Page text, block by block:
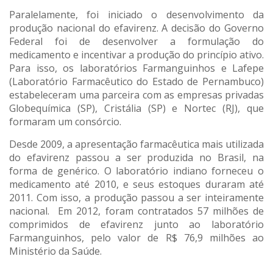
Paralelamente, foi iniciado o desenvolvimento da
produção nacional do efavirenz. A decisão do Governo
Federal foi de desenvolver a formulação do
medicamento e incentivar a produção do princípio ativo.
Para isso, os laboratórios Farmanguinhos e Lafepe
(Laboratório Farmacêutico do Estado de Pernambuco)
estabeleceram uma parceira com as empresas privadas
Globequímica (SP), Cristália (SP) e Nortec (RJ), que
formaram um consórcio.
Desde 2009, a apresentação farmacêutica mais utilizada
do efavirenz passou a ser produzida no Brasil, na
forma de genérico. O laboratório indiano forneceu o
medicamento até 2010, e seus estoques duraram até
2011. Com isso, a produção passou a ser inteiramente
nacional. Em 2012, foram contratados 57 milhões de
comprimidos de efavirenz junto ao laboratório
Farmanguinhos, pelo valor de R$ 76,9 milhões ao
Ministério da Saúde.